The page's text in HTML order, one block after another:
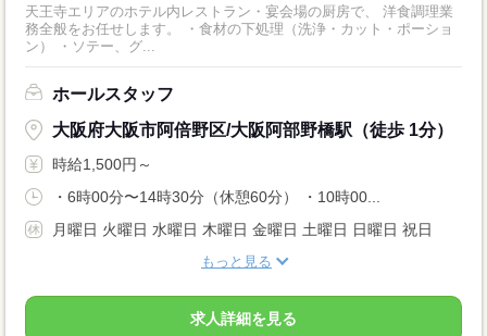
天王寺エリアのホテル内レストラン・宴会場の厨房で、 洋食調理業
務全般をお任せします。 ・食材の下処理（洗浄・カット・ポーショ
ン） ・ソテー、グ...
ホールスタッフ
大阪府大阪市阿倍野区/大阪阿部野橋駅（徒歩 1分）
時給1,500円～
・6時00分〜14時30分（休憩60分） ・10時00...
月曜日 火曜日 水曜日 木曜日 金曜日 土曜日 日曜日 祝日
もっと見る
求人詳細を見る